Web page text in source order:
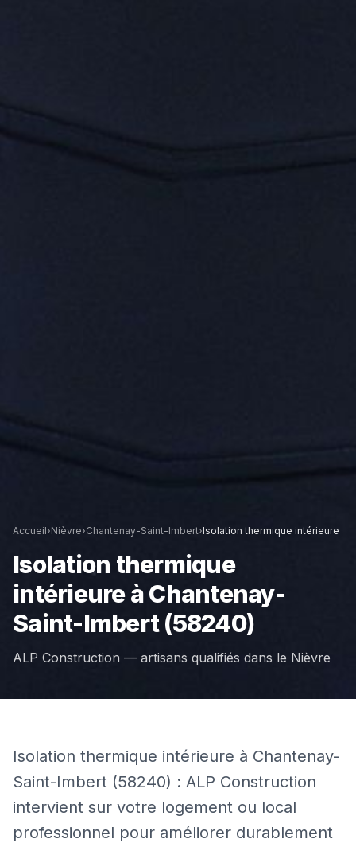
Accueil›Nièvre›Chantenay-Saint-Imbert›Isolation thermique intérieure
Isolation thermique
intérieureàChantenay-
Saint-Imbert(58240)
ALP Construction — artisans qualifiés dans le Nièvre
Isolation thermique intérieure à Chantenay-
Saint-Imbert (58240) : ALP Construction
intervient sur votre logement ou local
professionnel pour améliorer durablement